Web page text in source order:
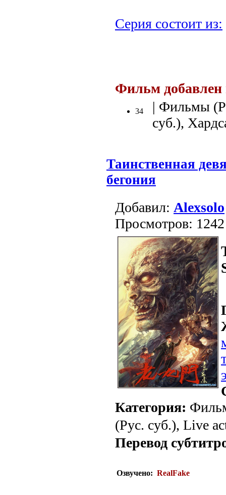
Серия состоит из:
Фильм
34
| Фильмы
суб.),
Таинственная
бегония
Добавил: Alexsolo
Просмотров: 1242
Категория:
(Рус. суб.), Live
Перевод
Озвучено: RealFake